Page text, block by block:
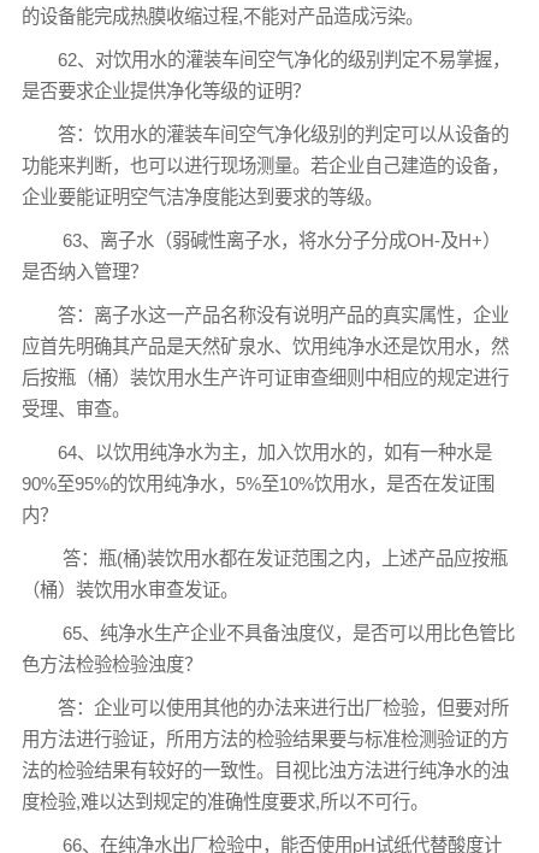
的设备能完成热膜收缩过程,不能对产品造成污染。
62、对饮用水的灌装车间空气净化的级别判定不易掌握，
是否要求企业提供净化等级的证明？
答：饮用水的灌装车间空气净化级别的判定可以从设备的
功能来判断，也可以进行现场测量。若企业自己建造的设备，
企业要能证明空气洁净度能达到要求的等级。
63、离子水（弱碱性离子水，将水分子分成OH-及H+）
是否纳入管理？
答：离子水这一产品名称没有说明产品的真实属性，企业
应首先明确其产品是天然矿泉水、饮用纯净水还是饮用水，然
后按瓶（桶）装饮用水生产许可证审查细则中相应的规定进行
受理、审查。
64、以饮用纯净水为主，加入饮用水的，如有一种水是
90%至95%的饮用纯净水，5%至10%饮用水，是否在发证围
内？
答：瓶(桶)装饮用水都在发证范围之内，上述产品应按瓶
（桶）装饮用水审查发证。
65、纯净水生产企业不具备浊度仪，是否可以用比色管比
色方法检验检验浊度？
答：企业可以使用其他的办法来进行出厂检验，但要对所
用方法进行验证，所用方法的检验结果要与标准检测验证的方
法的检验结果有较好的一致性。目视比浊方法进行纯净水的浊
度检验,难以达到规定的准确性度要求,所以不可行。
66、在纯净水出厂检验中，能否使用pH试纸代替酸度计